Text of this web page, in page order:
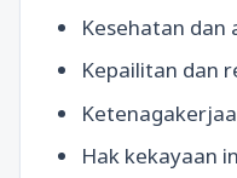
Kesehatan dan
Kepailitan dan
Hak kekayaan